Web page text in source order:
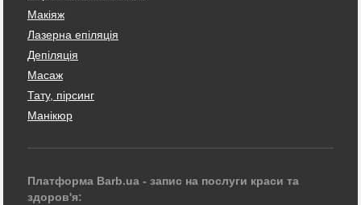
Макіяж
Лазерна епіляція
Депіляція
Масаж
Тату, пірсинг
Манікюр
Платформа Barb.ua - запис на послуги краси та
здоров'я: